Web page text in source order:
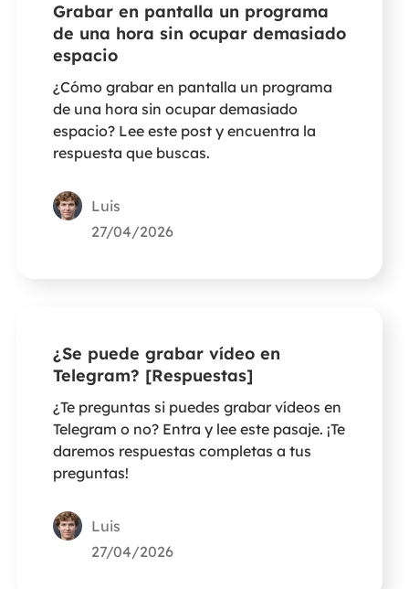
Grabar en pantalla un programa
de una hora sin ocupar demasiado
espacio
¿Cómo grabar en pantalla un programa
de una hora sin ocupar demasiado
espacio? Lee este post y encuentra la
respuesta que buscas.
Luis
27/04/2026
¿Se puede grabar vídeo en
Telegram? [Respuestas]
¿Te preguntas si puedes grabar vídeos en
Telegram o no? Entra y lee este pasaje. ¡Te
daremos respuestas completas a tus
preguntas!
Luis
27/04/2026